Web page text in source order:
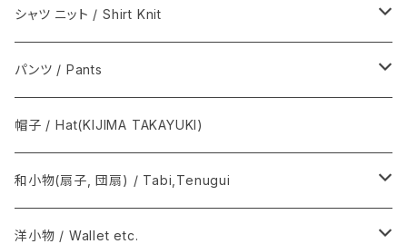
籠心 / あけび蔓細工 / Basket bag
籠バッグ(手提げ籠) / Basket bag
巾着(信玄袋) / INDEN
須浪亨商店 / いかご・びんかご
SOSAKUBAG
シャツ ニット / Shirt Knit
BODHI
Graphpaper / グラフペーパー
BATONER
パンツ / Pants
Y. & SONS
COMOLI / コモリ
Graphpaper / グラフペーパー
帽子 / Hat(KIJIMA TAKAYUKI)
和小物(扇子, 団扇) / Tabi,Tenugui
手拭 / Tenugui
洋小物 / Wallet etc.